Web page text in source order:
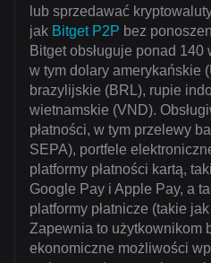
lub sprzedawać
jak Bitget P2P bez
Bitget obsługuje ponad 140
w tym dolary amerykańskie
brazylijskie (BRL), rupie
wietnamskie (VND).
płatności, w tym przelewy
SEPA), portfele
platformy płatności kartą,
Google Pay i Apple Pay, a
platformy płatnicze (takie
Zapewnia to użytkownikom
ekonomiczne możliwości